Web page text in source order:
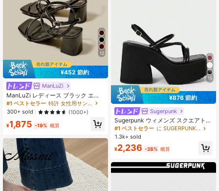
12
¥452 節約
ManLuZi
ManLuZi レディース ブラック エナ
メルレザー ハイヒールサンダル、ク
ロスストラップ オープントゥ レース
アップ チャンキーヒールサンダル、
夏用シューズ、タイアップサンダ
ル、ハイヒール、夏、イブニングウ
#1 ベストセラー
特許 女性用サンダル
300+ sold
(1000+)
¥1,875 -19% 概算
15
¥876 節約
Sugerpunk
Sugerpunk ウィメンズ スクエアトゥ
プラットフォーム ウェッジ アンクル
ストラップサンダル、ゴシックパン
クスタイル クリス・クロス ストラッ
プ 厚手 ハイヒール オープントゥシ
ューズ、快適なカジュアル通勤パー
ティー用
#1 ベストセラー
に SUGERPUNK Y2K シューズ .
1.3k+ sold
¥2,236 -28% 概算